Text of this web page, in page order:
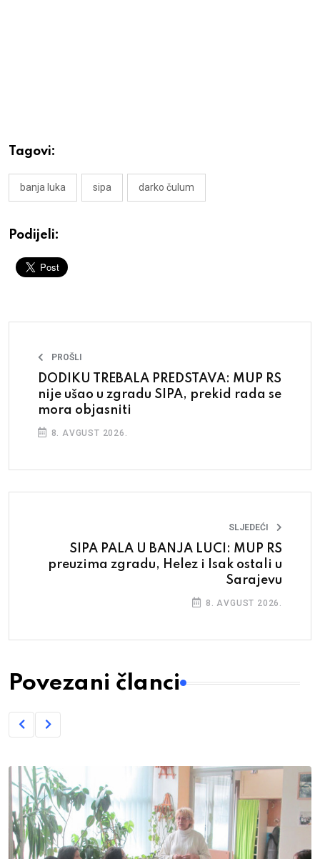
Tagovi:
banja luka sipa darko čulum
Podijeli:
PROŠLI
DODIKU TREBALA PREDSTAVA: MUP RS
nije ušao u zgradu SIPA, prekid rada se
mora objasniti
8. AVGUST 2026.
SLJEDEĆI
SIPA PALA U BANJA LUCI: MUP RS
preuzima zgradu, Helez i Isak ostali u
Sarajevu
8. AVGUST 2026.
Povezani članci